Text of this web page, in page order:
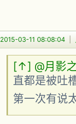
2015-03-11 08:08:04
[↑] @月影
直都是被吐
第一次有说